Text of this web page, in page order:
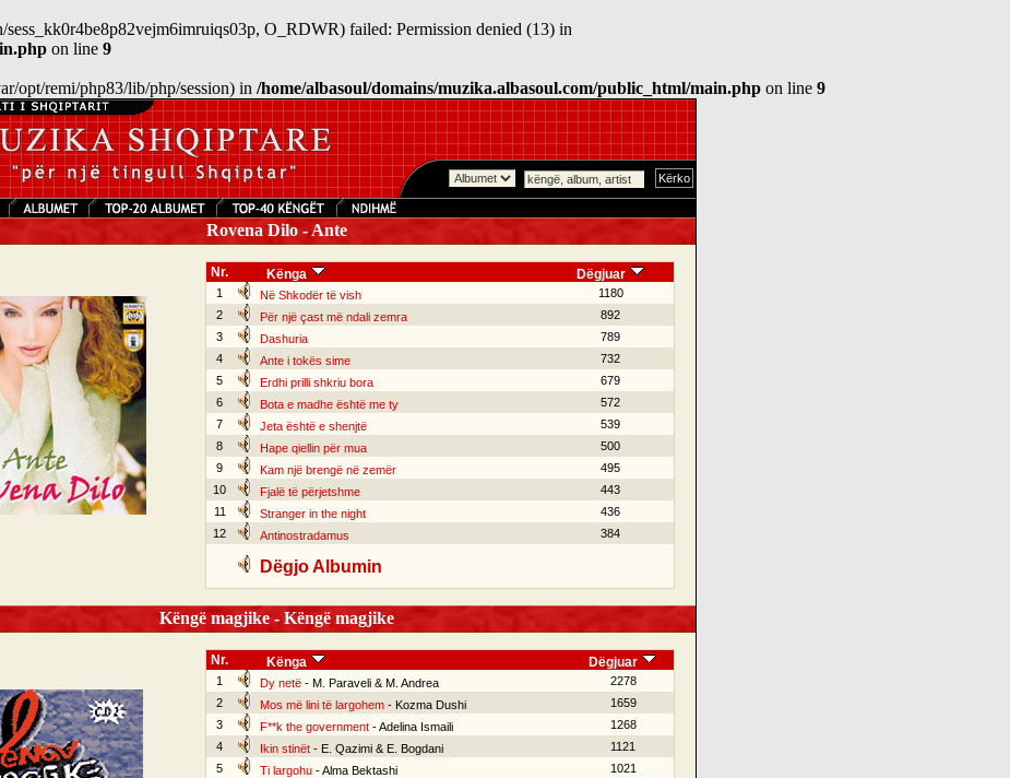
sess_kk0r4be8p82vejm6imruiqs03p, O_RDWR) failed: Permission denied (13) in
on line 9
opt/remi/php83/lib/php/session) in /home/albasoul/domains/muzika.albasoul.com/public_html/main.php on line 9
Rovena Dilo - Ante
Nr. Kënga Dëgjuar
1 Në Shkodër të vish
1180
2
Për një çast më ndali zemra
892
3
Dashuria
789
4
Ante i tokës sime
732
5
Erdhi prilli shkriu bora
679
6
Bota e madhe është me ty
572
7
Jeta është e shenjtë
539
8
Hape qiellin për mua
500
9
Kam një brengë në zemër
495
10
Fjalë të përjetshme
443
11
Stranger in the night
436
12
Antinostradamus 384
Dëgjo Albumin
Këngë magjike - Këngë magjike
Nr. Kënga Dëgjuar
1 Dy netë- M. Paraveli & M. Andrea
2278
2
Mos më lini të largohem- Kozma Dushi
1659
3
F**k the government- Adelina Ismaili
1268
4
Ikin stinët- E. Qazimi & E. Bogdani
1121
5
Ti largohu- Alma Bektashi
1021